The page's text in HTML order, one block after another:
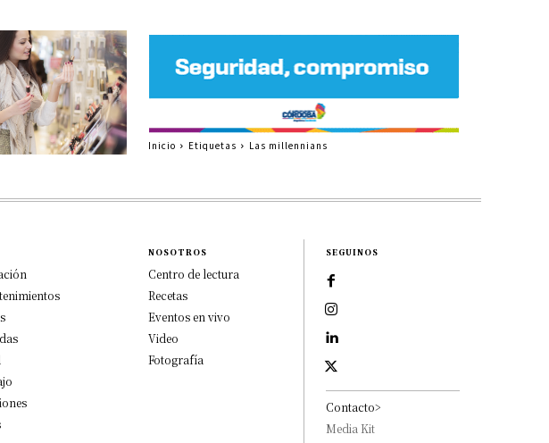
Inicio Etiquetas Las millennians
NOSOTROS
Centro de lectura
Recetas
Eventos en vivo
Video
Fotografía
SEGUINOS
Contacto>
Media Kit